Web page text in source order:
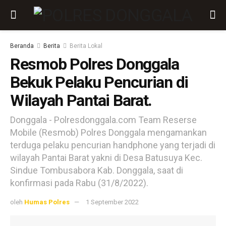
Beranda Berita Berita Lokal
Resmob Polres Donggala
Bekuk Pelaku Pencurian di
Wilayah Pantai Barat.
Donggala - Polresdonggala.com Team Reserse
Mobile (Resmob) Polres Donggala mengamankan
terduga pelaku pencurian handphone yang terjadi di
wilayah Pantai Barat yakni di Desa Batusuya Kec.
Sindue Tombusabora Kab. Donggala, saat di
konfirmasi pada Rabu (31/8/2022).
oleh Humas Polres 1 September 2022